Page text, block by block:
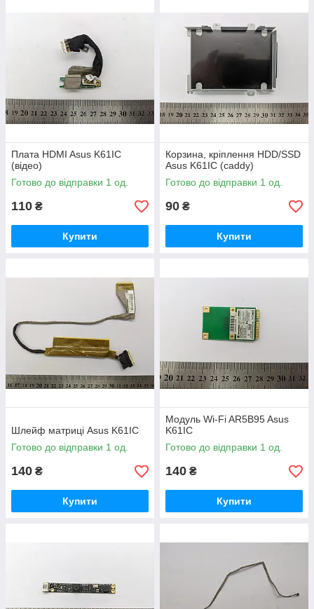
Плата HDMI Asus K61IC
(відео)
Готово до відправки 1 од.
110 ₴
Купити
Корзина, кріплення HDD/SSD
Asus K61IC (caddy)
Готово до відправки 1 од.
90 ₴
Купити
Шлейф матриці Asus K61IC
Готово до відправки 1 од.
140 ₴
Купити
Модуль Wi-Fi AR5B95 Asus
K61IC
Готово до відправки 1 од.
140 ₴
Купити